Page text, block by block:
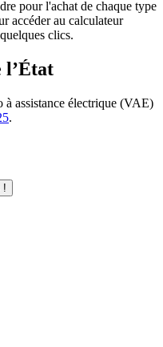
pour l'achat de chaque type
accéder au calculateur
clics.
l’État
assistance électrique (VAE)
.
!